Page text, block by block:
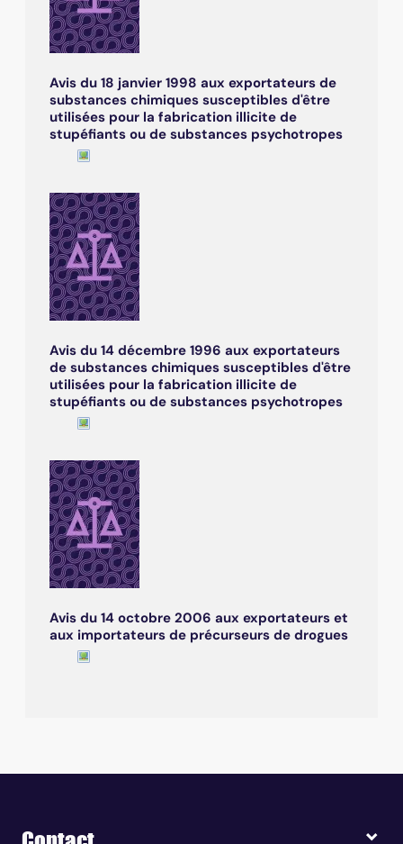
Avis du 18 janvier 1998 aux exportateurs de
substances chimiques susceptibles d'être
utilisées pour la fabrication illicite de
stupéfiants ou de substances psychotropes
Avis du 14 décembre 1996 aux exportateurs
de substances chimiques susceptibles d'être
utilisées pour la fabrication illicite de
stupéfiants ou de substances psychotropes
Avis du 14 octobre 2006 aux exportateurs et
aux importateurs de précurseurs de drogues